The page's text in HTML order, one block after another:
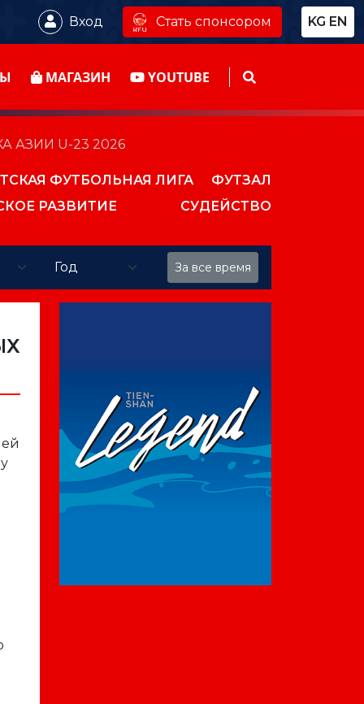
Вход Стать спонсором KG EN
МАГАЗИН YOUTUBE
U-23 2026
ФУТБОЛЬНАЯ ЛИГА
ФУТЗАЛ
РАЗВИТИЕ
СУДЕЙСТВО
За все время